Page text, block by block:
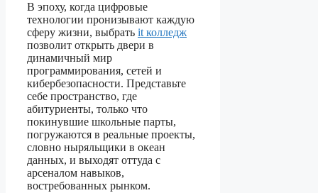
В эпоху, когда цифровые
технологии пронизывают каждую
сферу жизни, выбрать it колледж
позволит открыть двери в
динамичный мир
программирования, сетей и
кибербезопасности. Представьте
себе пространство, где
абитуриенты, только что
покинувшие школьные парты,
погружаются в реальные проекты,
словно ныряльщики в океан
данных, и выходят оттуда с
арсеналом навыков,
востребованных рынком.